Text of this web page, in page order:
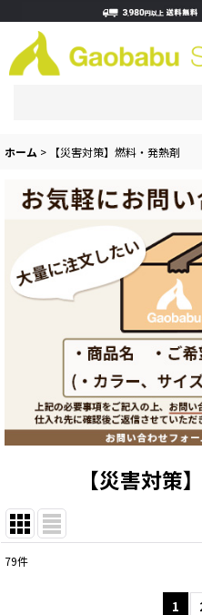
ホーム > 【災害対策】燃料・発熱剤
【災害対策
79件
1